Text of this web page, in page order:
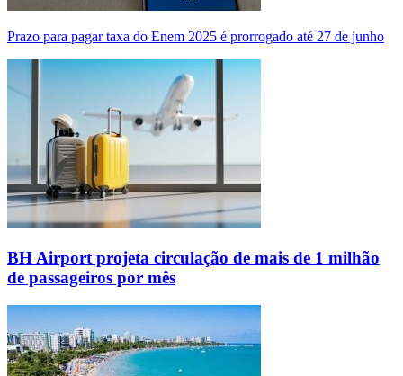
Prazo para pagar taxa do Enem 2025 é prorrogado até 27 de junho
BH Airport projeta circulação de mais de 1 milhão
de passageiros por mês